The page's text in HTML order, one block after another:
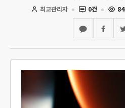
최고관리자 0건